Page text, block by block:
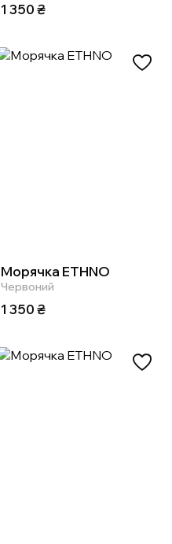
1 350₴
Морячка ETHNO
Червоний
1 350₴